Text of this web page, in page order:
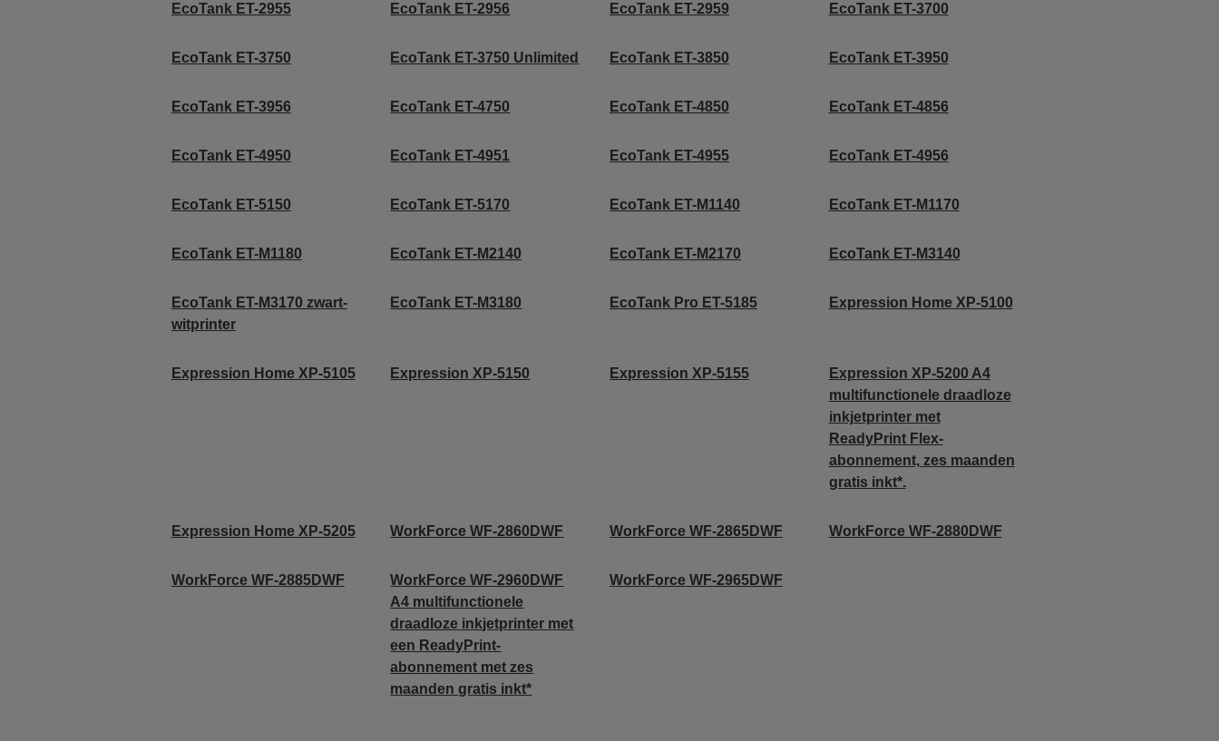
EcoTank ET-2955 EcoTank ET-2956 EcoTank ET-2959 EcoTank ET-3700
EcoTank ET-3750 EcoTank ET-3750 Unlimited EcoTank ET-3850 EcoTank ET-3950
EcoTank ET-3956 EcoTank ET-4750 EcoTank ET-4850 EcoTank ET-4856
EcoTank ET-4950 EcoTank ET-4951 EcoTank ET-4955 EcoTank ET-4956
EcoTank ET-5150 EcoTank ET-5170 EcoTank ET-M1140 EcoTank ET-M1170
EcoTank ET-M1180 EcoTank ET-M2140 EcoTank ET-M2170 EcoTank ET-M3140
EcoTank ET-M3170 zwart-
witprinter
EcoTank ET-M3180 EcoTank Pro ET-5185 Expression Home XP-5100
Expression Home XP-5105 Expression XP-5150 Expression XP-5155
Expression XP-5200 A4
multifunctionele draadloze
inkjetprinter met
ReadyPrint Flex-
abonnement, zes maanden
gratis inkt*.
Expression Home XP-5205 WorkForce WF-2860DWF WorkForce WF-2865DWF WorkForce WF-2880DWF
WorkForce WF-2885DWF
WorkForce WF-2960DWF
A4 multifunctionele
draadloze inkjetprinter met
een ReadyPrint-
abonnement met zes
maanden gratis inkt*
WorkForce WF-2965DWF